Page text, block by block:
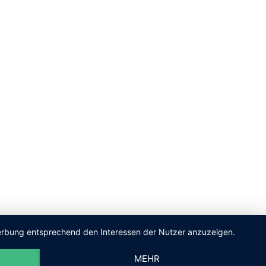
entsprechend den Interessen der Nutzer anzuzeigen.
MEHR